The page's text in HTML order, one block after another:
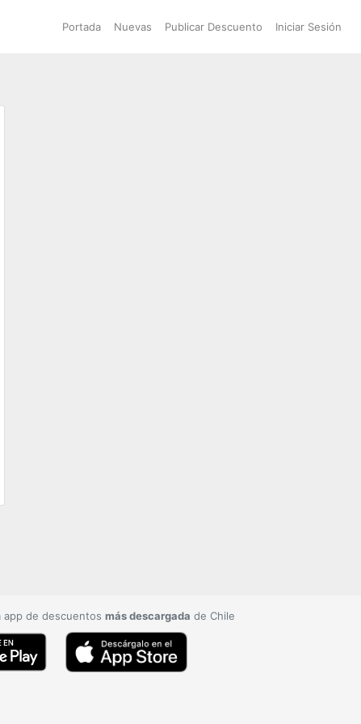
Portada Nuevas Publicar Descuento Iniciar Sesión
app de descuentos más descargada de Chile